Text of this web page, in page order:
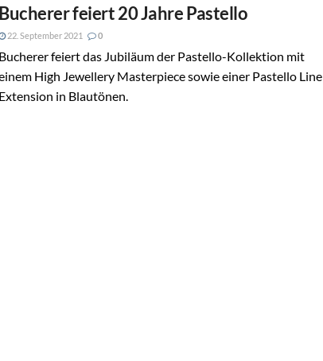
Bucherer feiert 20 Jahre Pastello
22. September 2021 0
Bucherer feiert das Jubiläum der Pastello-Kollektion mit
High Jewellery Masterpiece sowie einer Pastello Line
Extension in Blautönen.